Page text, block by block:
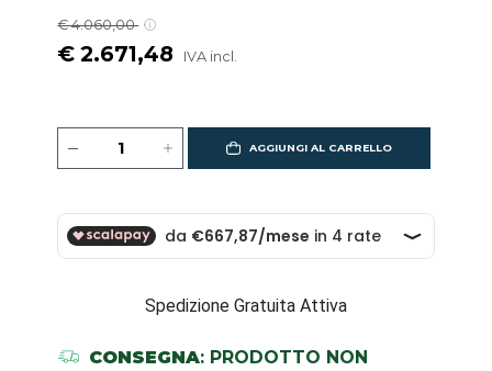
€ 4.060,00
€ 2.671,48 IVA incl.
AGGIUNGI AL CARRELLO
Spedizione Gratuita Attiva
CONSEGNA: PRODOTTO NON